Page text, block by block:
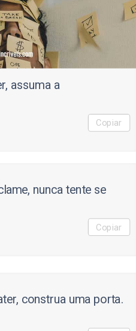
assuma a
Copiar
nunca tente se
Copiar
construa uma porta.